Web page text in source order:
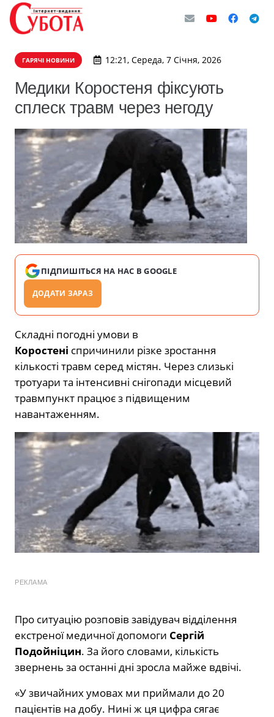
ГАРЯЧІ НОВИНИ 12:21, Середа, 7 Січня, 2026
Медики Коростеня фіксують
сплеск травм через негоду
ПІДПИШІТЬСЯ НА НАС В GOOGLE
ДОДАТИ ЗАРАЗ
Складні погодні умови в
Коростені спричинили різке зростання
кількості травм серед містян. Через слизькі
тротуари та інтенсивні снігопади місцевий
травмпункт працює з підвищеним
навантаженням.
РЕКЛАМА
Про ситуацію розповів завідувач відділення
екстреної медичної допомоги Сергій
Подойніцин. За його словами, кількість
звернень за останні дні зросла майже вдвічі.
«У звичайних умовах ми приймали до 20
пацієнтів на добу. Нині ж ця цифра сягає